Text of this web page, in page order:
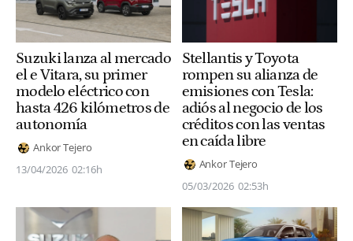
Suzuki lanza al mercado
el e Vitara, su primer
modelo eléctrico con
hasta 426 kilómetros de
autonomía
Ankor Tejero
13/04/2026 02:16h
Stellantis y Toyota
rompen su alianza de
emisiones con Tesla:
adiós al negocio de los
créditos con las ventas
en caída libre
Ankor Tejero
05/03/2026 02:53h